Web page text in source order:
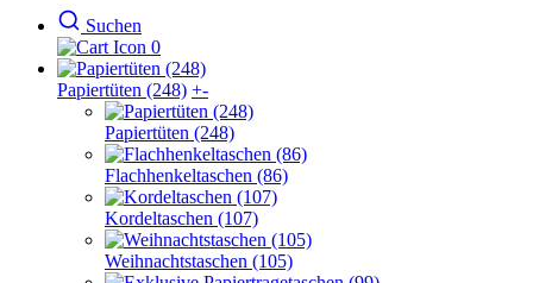
Suchen
0
Papiertüten (248) +-
Papiertüten (248)
Flachhenkeltaschen (86)
Kordeltaschen (107)
Weihnachtstaschen (105)